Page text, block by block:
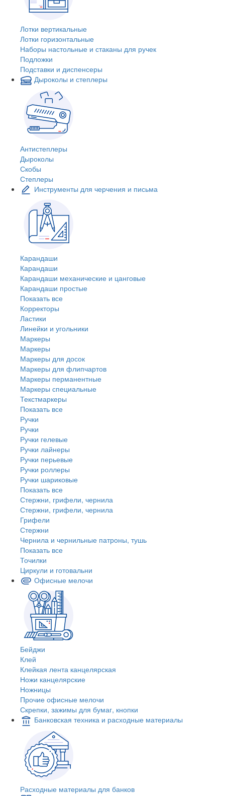
Лотки вертикальные
Лотки горизонтальные
Наборы настольные и стаканы для ручек
Подложки
Подставки и диспенсеры
Дыроколы и степлеры
Антистеплеры
Дыроколы
Скобы
Степлеры
Инструменты для черчения и письма
Карандаши
Карандаши
Карандаши механические и цанговые
Карандаши простые
Показать все
Корректоры
Ластики
Линейки и угольники
Маркеры
Маркеры
Маркеры для досок
Маркеры для флипчартов
Маркеры перманентные
Маркеры специальные
Текстмаркеры
Показать все
Ручки
Ручки
Ручки гелевые
Ручки лайнеры
Ручки перьевые
Ручки роллеры
Ручки шариковые
Показать все
Стержни, грифели, чернила
Стержни, грифели, чернила
Грифели
Стержни
Чернила и чернильные патроны, тушь
Показать все
Точилки
Циркули и готовальни
Офисные мелочи
Бейджи
Клей
Клейкая лента канцелярская
Ножи канцелярские
Ножницы
Прочие офисные мелочи
Скрепки, зажимы для бумаг, кнопки
Банковская техника и расходные материалы
Расходные материалы для банков